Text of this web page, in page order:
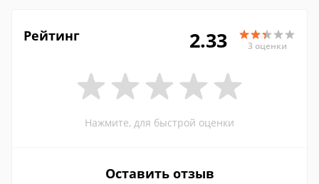
Рейтинг 2.33 3 оценки
Нажмите, для быстрой оценки
Оставить отзыв